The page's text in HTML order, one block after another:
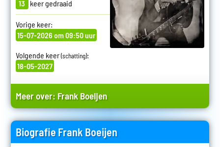
13 keer gedraaid
Vorige keer:
15-07-2026 om 09:50 uur
Volgende keer(schatting):
18-05-2027
Meer over: Frank Boeijen
Biografie Frank Boeijen